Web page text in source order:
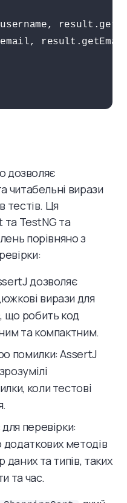
дозволяє
читабельні вирази
тестів. Ця
та TestNG та
порівняно з
дозволяє
вирази для
що робить код
та компактним.
помилки: AssertJ
коли тестові
перевірки:
методів
даних та типів, таких
та час.